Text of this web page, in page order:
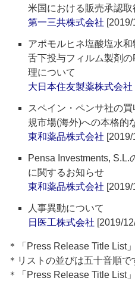
米国における販売承認
第一三共株式会社 [2019/
アポモルヒネ塩酸塩水
舌下投与フィルム製剤
理について
大日本住友製薬株式会社
スペイン・ペンサ社の
規市場(海外)への本格的
東和薬品株式会社 [2019/
Pensa Investments, S.L.
に関するお知らせ
東和薬品株式会社 [2019/
人事異動について
日医工株式会社 [2019/
＊「Press Release Title List
＊リストの並びは五十音順で
＊「Press Release Title List